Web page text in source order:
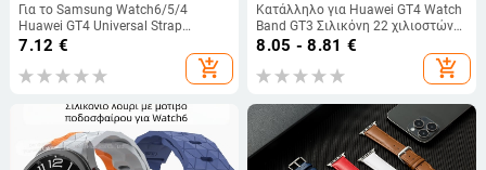
Για το Samsung Watch6/5/4
Huawei GT4 Universal Strap
18/20/22mm Αναπνεύσιμο
7.12 €
add_shopping_cart
Κατάλληλο για Huawei GT4 Watch
Band GT3 Σιλικόνη 22 χιλιοστών
Προαιρετικό TPU Crazy Horse
Δερμάτινο Πτυσσόμενο Αγκράφα
Προσαρμόσιμο Apple Watch Band
8.05 - 8.81 €
add_shopping_cart